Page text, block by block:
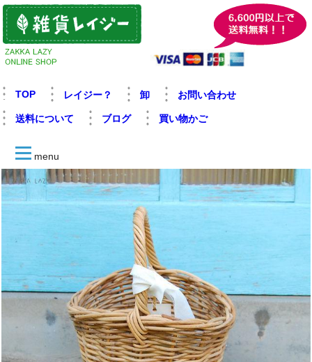
TOP レイジー？ 卸 お問い合わせ
送料について ブログ 買い物かご
menu